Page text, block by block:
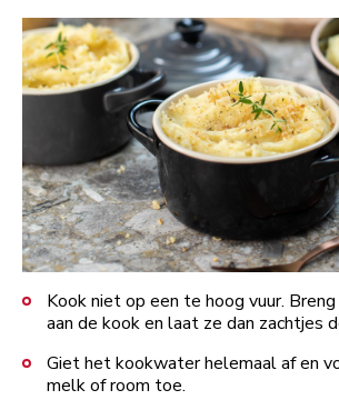
Kook niet op een te hoog vuur.
aan de kook en laat ze dan zachtjes
Giet het kookwater helemaal af en
melk of room toe.